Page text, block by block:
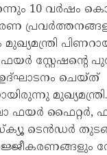
10 വർഷം
സ്റ്റേഷൻ്റെ
ചെയ്ത്
ഫൈറ്റർ,
ടെൻഡർ